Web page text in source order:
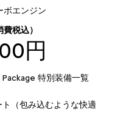
ボエンジン
税込）
円
特別装備一覧
（包み込むような快適